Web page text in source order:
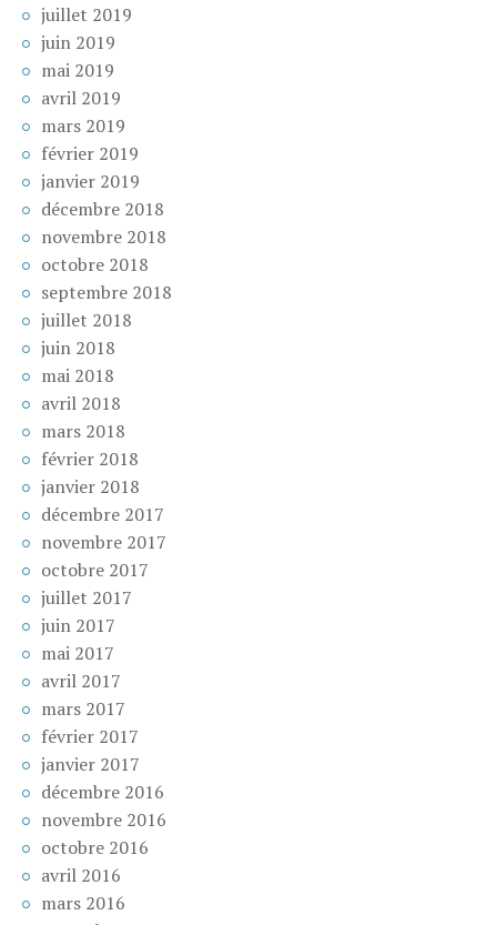
juillet 2019
juin 2019
mai 2019
avril 2019
mars 2019
février 2019
janvier 2019
décembre 2018
novembre 2018
octobre 2018
septembre 2018
juillet 2018
juin 2018
mai 2018
avril 2018
mars 2018
février 2018
janvier 2018
décembre 2017
novembre 2017
octobre 2017
juillet 2017
juin 2017
mai 2017
avril 2017
mars 2017
février 2017
janvier 2017
décembre 2016
novembre 2016
octobre 2016
avril 2016
mars 2016